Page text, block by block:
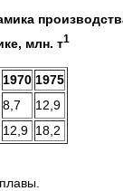
млн. т1
1970 1975
8,7
12,9
12,9 18,2